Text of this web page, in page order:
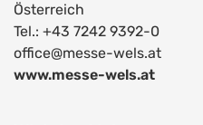
Österreich
Tel.: +43 7242 9392-0
office@messe-wels.at
www.messe-wels.at